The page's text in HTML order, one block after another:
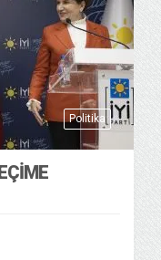
Politika